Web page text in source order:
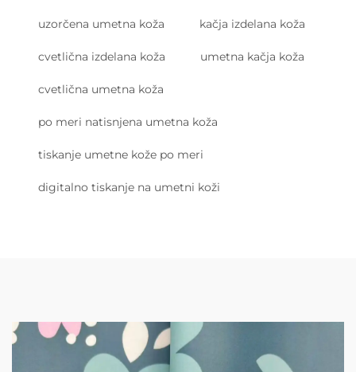
uzorčena umetna koža kačja izdelana koža
cvetlična izdelana koža umetna kačja koža
cvetlična umetna koža
po meri natisnjena umetna koža
tiskanje umetne kože po meri
digitalno tiskanje na umetni koži